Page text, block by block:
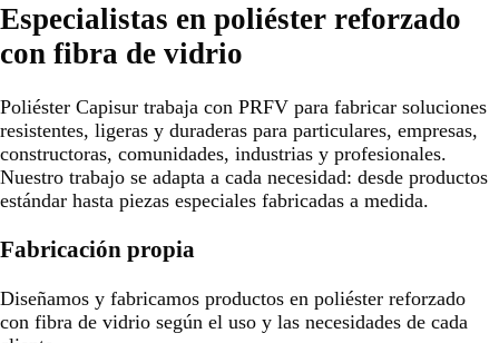
Especialistas en poliéster reforzado
con fibra de vidrio
Poliéster Capisur trabaja con PRFV para fabricar soluciones
resistentes, ligeras y duraderas para particulares, empresas,
constructoras, comunidades, industrias y profesionales.
Nuestro trabajo se adapta a cada necesidad: desde productos
estándar hasta piezas especiales fabricadas a medida.
Fabricación propia
Diseñamos y fabricamos productos en poliéster reforzado
con fibra de vidrio según el uso y las necesidades de cada